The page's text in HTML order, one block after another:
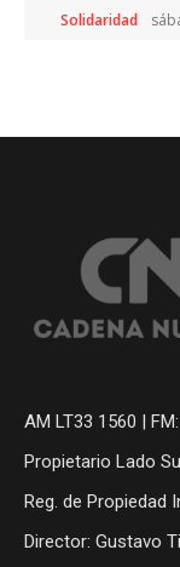
Solidaridad
AM LT33 1560 |
Propietario Lado
Reg. de Propiedad
Director: Gustavo